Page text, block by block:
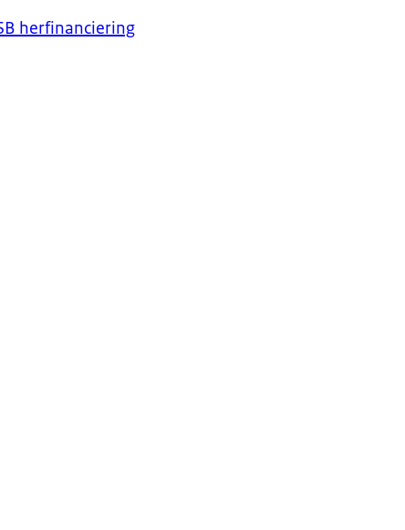
herfinanciering